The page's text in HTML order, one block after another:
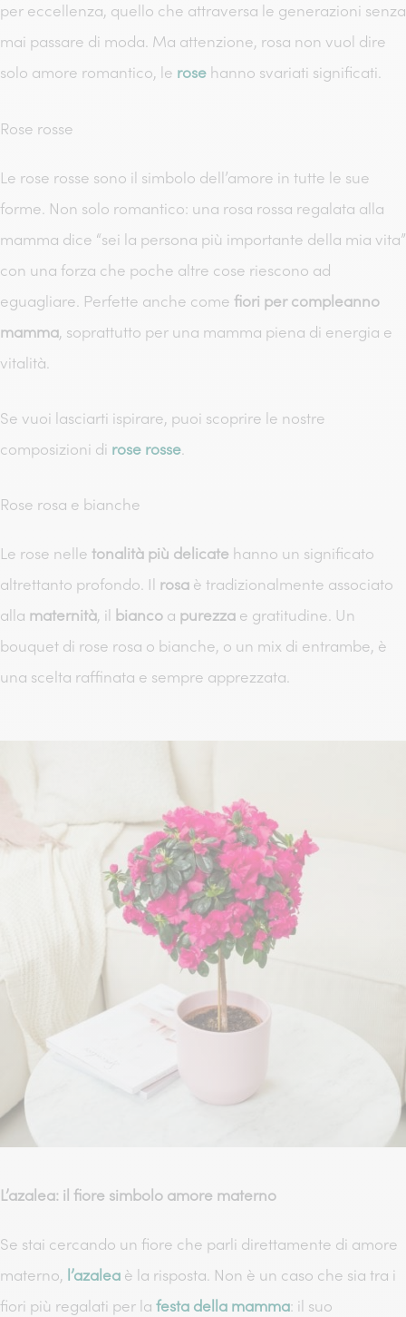
per eccellenza, quello che attraversa le generazioni senza
mai passare di moda. Ma attenzione, rosa non vuol dire
solo amore romantico, le rose hanno svariati significati.
Rose rosse
Le rose rosse sono il simbolo dell’amore in tutte le sue
forme. Non solo romantico: una rosa rossa regalata alla
mamma dice “sei la persona più importante della mia vita”
con una forza che poche altre cose riescono ad
eguagliare. Perfette anche come fiori per compleanno
mamma, soprattutto per una mamma piena di energia e
vitalità.
Se vuoi lasciarti ispirare, puoi scoprire le nostre
composizioni di rose rosse.
Rose rosa e bianche
Le rose nelle tonalità più delicate hanno un significato
altrettanto profondo. Il rosa è tradizionalmente associato
alla maternità, il bianco a purezza e gratitudine. Un
bouquet di rose rosa o bianche, o un mix di entrambe, è
una scelta raffinata e sempre apprezzata.
L’azalea: il fiore simbolo amore materno
Se stai cercando un fiore che parli direttamente di amore
materno, l’azalea è la risposta. Non è un caso che sia tra i
fiori più regalati per la festa della mamma: il suo